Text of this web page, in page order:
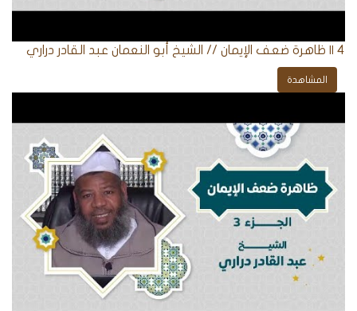
4 || ظاهرة ضعف الإيمان // الشيخ أبو النعمان عبد القادر دراري
المشاهدة